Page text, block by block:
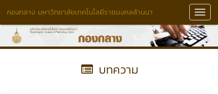
กองกลาง มหาวิทยาลัยเทคโนโลยีราชมงคลล้านนา
บทความ